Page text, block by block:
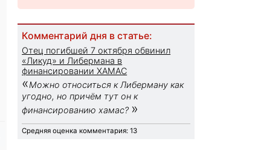
Комментарий дня в статье:
Отец погибшей 7 октября обвинил
«Ликуд» и Либермана в
финансировании ХАМАС
«Можно относиться к Либерману как
угодно, но причём тут он к
финансированию хамас? »
Средняя оценка комментария: 13